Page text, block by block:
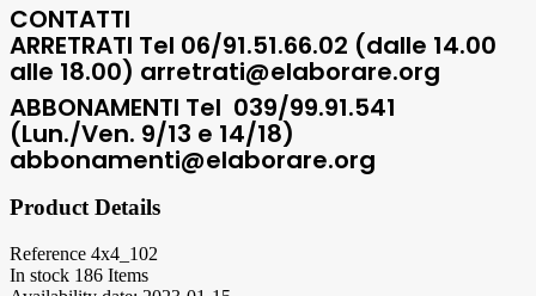
CONTATTI
ARRETRATI Tel 06/91.51.66.02 (dalle 14.00
alle 18.00) arretrati@elaborare.org
ABBONAMENTI Tel 039/99.91.541
(Lun./Ven. 9/13 e 14/18)
abbonamenti@elaborare.org
Product Details
Reference 4x4_102
In stock 186 Items